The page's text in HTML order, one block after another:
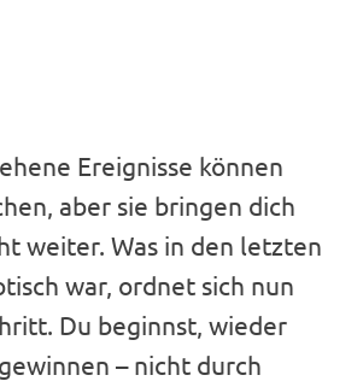
Ereignisse können
aber sie bringen dich
weiter. Was in den letzten
war, ordnet sich nun
Du beginnst, wieder
– nicht durch